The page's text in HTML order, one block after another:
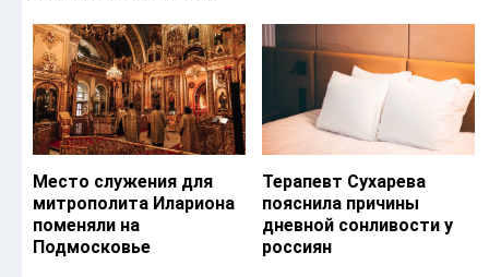
Место служения для
митрополита Илариона
поменяли на
Подмосковье
Терапевт Сухарева
пояснила причины
дневной сонливости у
россиян